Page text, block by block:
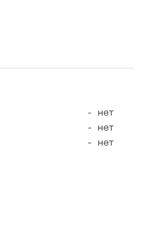
-
нет
-
нет
-
нет